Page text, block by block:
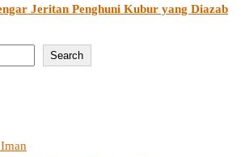
Jeritan Penghuni Kubur yang Diazab
Search